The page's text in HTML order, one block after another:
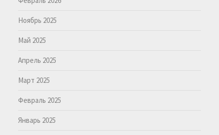
Ноябрь 2025
Май 2025
Апрель 2025
Март 2025
Февраль 2025
Январь 2025